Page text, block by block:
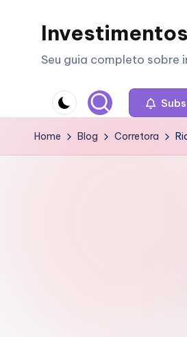
Investimentos
Seu guia completo sobre
Home Blog Corretora